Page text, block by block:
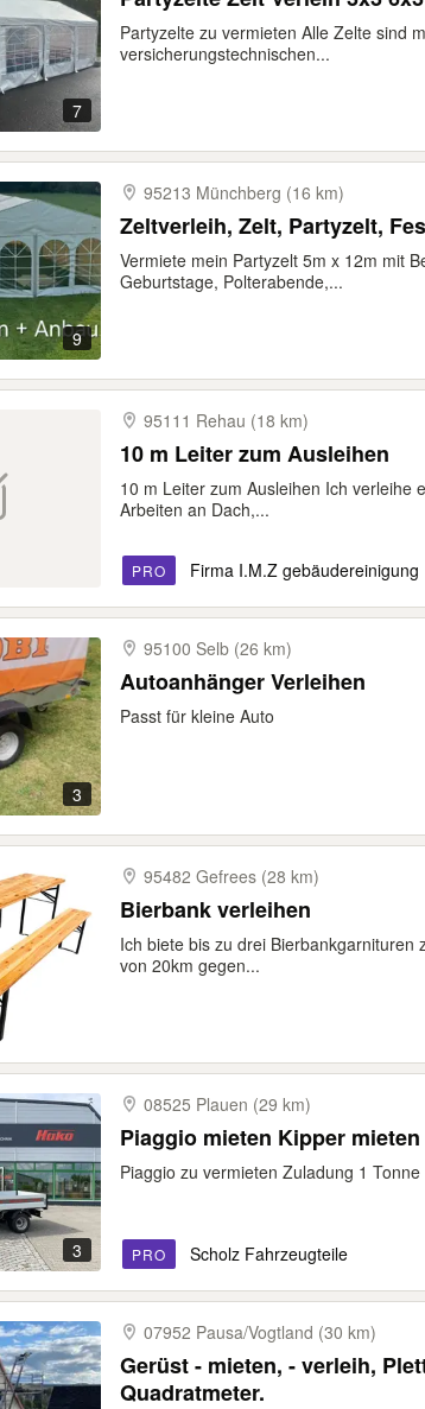
7
Partyzelte zu vermieten Alle Zelte sind
versicherungstechnischen...
9
95213 Münchberg (16 km)
Zeltverleih, Zelt, Partyzelt,
Vermiete mein Partyzelt 5m x 12m mit
Geburtstage, Polterabende,...
95111 Rehau (18 km)
10 m Leiter zum Ausleihen
10 m Leiter zum Ausleihen Ich verleihe
Arbeiten an Dach,...
PRO Firma I.M.Z gebäudereinigung
3
95100 Selb (26 km)
Autoanhänger Verleihen
Passt für kleine Auto
95482 Gefrees (28 km)
Bierbank verleihen
Ich biete bis zu drei Bierbankgarnituren
von 20km gegen...
3
08525 Plauen (29 km)
Piaggio mieten Kipper mieten
Piaggio zu vermieten Zuladung 1
PRO Scholz Fahrzeugteile
07952 Pausa/​Vogtland (30 km)
Gerüst - mieten, - verleih,
Quadratmeter.